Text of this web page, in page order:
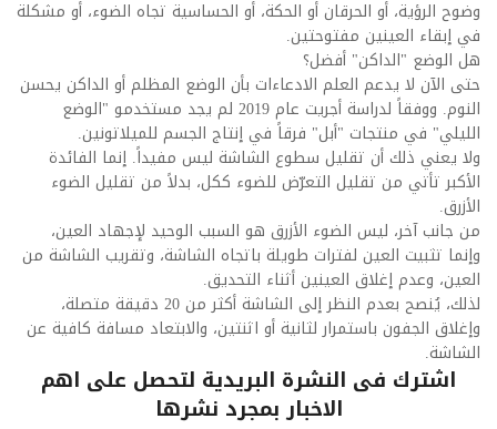
وضوح الرؤية، أو الحرقان أو الحكة، أو الحساسية تجاه الضوء، أو مشكلة
في إبقاء العينين مفتوحتين.
هل الوضع "الداكن" أفضل؟
حتى الآن لا يدعم العلم الادعاءات بأن الوضع المظلم أو الداكن يحسن
النوم. ووفقاً لدراسة أجريت عام 2019 لم يجد مستخدمو "الوضع
الليلي" في منتجات "أبل" فرقاً في إنتاج الجسم للميلاتونين.
ولا يعني ذلك أن تقليل سطوع الشاشة ليس مفيداً. إنما الفائدة
الأكبر تأتي من تقليل التعرّض للضوء ككل، بدلاً من تقليل الضوء
الأزرق.
من جانب آخر، ليس الضوء الأزرق هو السبب الوحيد لإجهاد العين،
وإنما تثبيت العين لفترات طويلة باتجاه الشاشة، وتقريب الشاشة من
العين، وعدم إغلاق العينين أثناء التحديق.
لذلك، يُنصح بعدم النظر إلى الشاشة أكثر من 20 دقيقة متصلة،
وإغلاق الجفون باستمرار لثانية أو اثنتين، والابتعاد مسافة كافية عن
الشاشة.
اشترك فى النشرة البريدية لتحصل على اهم
الاخبار بمجرد نشرها